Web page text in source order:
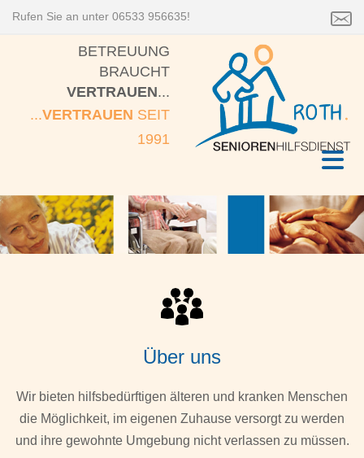
Rufen Sie an unter 06533 956635!
BETREUUNG
BRAUCHT
VERTRAUEN...
...VERTRAUEN SEIT
1991
Über uns
Wir bieten hilfsbedürftigen älteren und kranken Menschen
die Möglichkeit, im eigenen Zuhause versorgt zu werden
und ihre gewohnte Umgebung nicht verlassen zu müssen.